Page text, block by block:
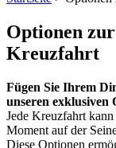
Optionen
Kreuzfahrt
Fügen Sie Ihrem
unseren exklusiven
Jede Kreuzfahrt
Moment auf der
Diese Optionen